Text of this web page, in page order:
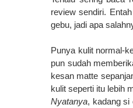
review sendiri.
gebu, jadi apa
Punya kulit normal-
pun sudah
kesan matte
kulit seperti itu lebih
Nyatanya, kadang si